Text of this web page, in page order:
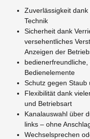
Zuverlässigkeit
Technik
Sicherheit dank
versehentliches
Anzeigen der
Bedienelemente
Schutz gegen Staub
Flexibilität dank
und Betriebsart
Kanalauswahl über
links – ohne
Wechselsprechen